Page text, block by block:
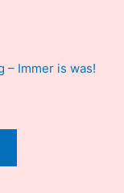
– Immer is was!